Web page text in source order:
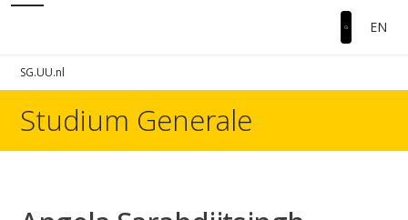
EN
SG.UU.nl
Studium Generale